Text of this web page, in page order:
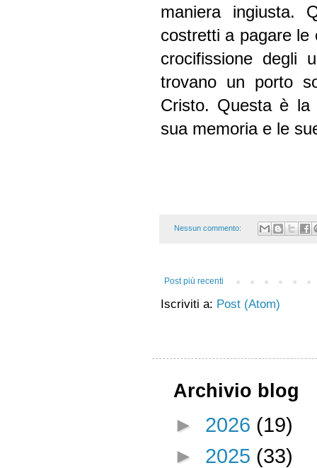
maniera ingiusta.
costretti a pagare le
crocifissione degli
trovano un porto
Cristo. Questa è la
sua memoria e le
Nessun commento:
Post più recenti
Iscriviti a: Post (Atom)
Archivio blog
► 2026 (19)
► 2025 (33)